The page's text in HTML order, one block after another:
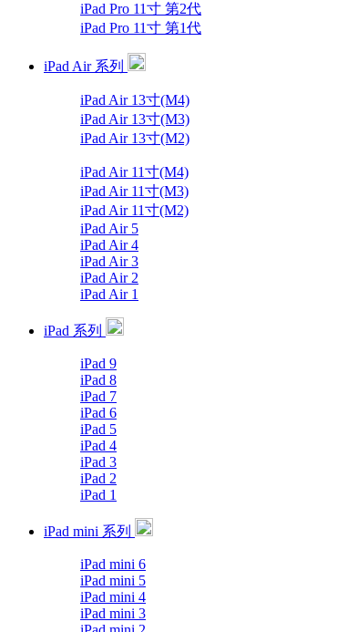
iPad Pro 11寸 第2代
iPad Pro 11寸 第1代
iPad Air 系列
iPad Air 13寸(M4)
iPad Air 13寸(M3)
iPad Air 13寸(M2)
iPad Air 11寸(M4)
iPad Air 11寸(M3)
iPad Air 11寸(M2)
iPad Air 5
iPad Air 4
iPad Air 3
iPad Air 2
iPad Air 1
iPad 系列
iPad 9
iPad 8
iPad 7
iPad 6
iPad 5
iPad 4
iPad 3
iPad 2
iPad 1
iPad mini 系列
iPad mini 6
iPad mini 5
iPad mini 4
iPad mini 3